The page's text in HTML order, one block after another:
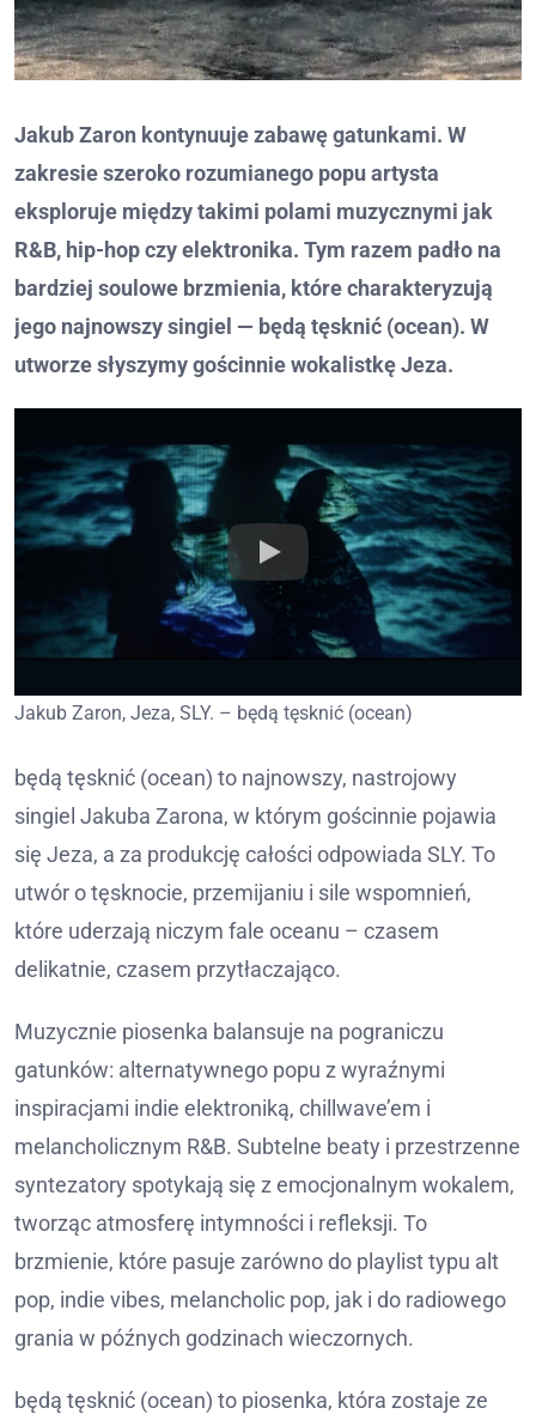
Jakub Zaron kontynuuje zabawę gatunkami. W
zakresie szeroko rozumianego popu artysta
eksploruje między takimi polami muzycznymi jak
R&B, hip-hop czy elektronika. Tym razem padło na
bardziej soulowe brzmienia, które charakteryzują
jego najnowszy singiel — będą tęsknić (ocean). W
utworze słyszymy gościnnie wokalistkę Jeza.
Jakub Zaron, Jeza, SLY. – będą tęsknić (ocean)
będą tęsknić (ocean) to najnowszy, nastrojowy
singiel Jakuba Zarona, w którym gościnnie pojawia
się Jeza, a za produkcję całości odpowiada SLY. To
utwór o tęsknocie, przemijaniu i sile wspomnień,
które uderzają niczym fale oceanu – czasem
delikatnie, czasem przytłaczająco.
Muzycznie piosenka balansuje na pograniczu
gatunków: alternatywnego popu z wyraźnymi
inspiracjami indie elektroniką, chillwave’em i
melancholicznym R&B. Subtelne beaty i przestrzenne
syntezatory spotykają się z emocjonalnym wokalem,
tworząc atmosferę intymności i refleksji. To
brzmienie, które pasuje zarówno do playlist typu alt
pop, indie vibes, melancholic pop, jak i do radiowego
grania w późnych godzinach wieczornych.
będą tęsknić (ocean) to piosenka, która zostaje ze